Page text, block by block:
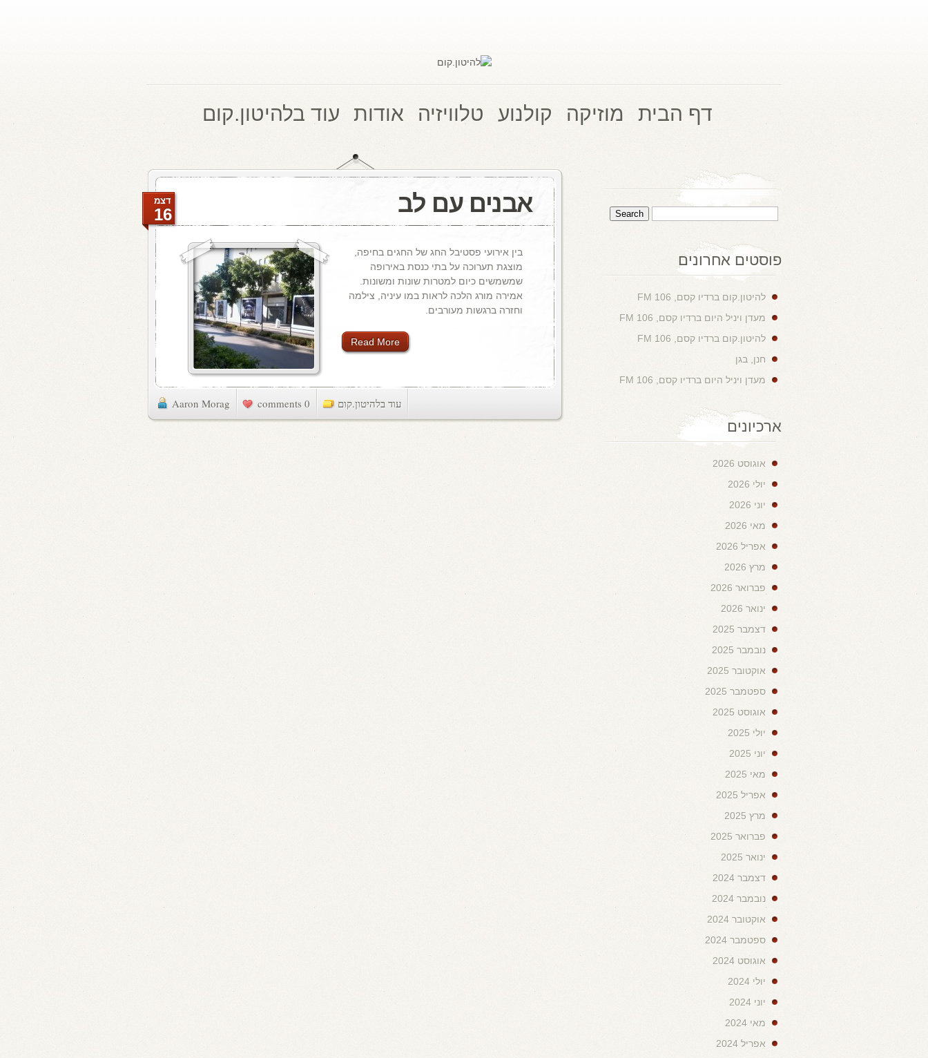
דף הבית מוזיקה קולנוע טלוויזיה אודות עוד בלהיטון.קום
אבנים עם לב דצמ
16
בין אירועי פסטיבל החג של החגים בחיפה,
מוצגת תערוכה על בתי כנסת באירופה
שמשמשים כיום למטרות שונות ומשונות.
אמירה מורג הלכה לראות במו עיניה, צילמה
וחזרה ברגשות מעורבים.
Read More
Aaron Morag 0 comments עוד בלהיטון.קום
פוסטים אחרונים
להיטון.קום ברדיו קסם, 106 FM
מעדן ויניל היום ברדיו קסם, 106 FM
להיטון.קום ברדיו קסם, 106 FM
חנן, בגן
מעדן ויניל היום ברדיו קסם, 106 FM
ארכיונים
אוגוסט 2026
יולי 2026
יוני 2026
מאי 2026
אפריל 2026
מרץ 2026
פברואר 2026
ינואר 2026
דצמבר 2025
נובמבר 2025
אוקטובר 2025
ספטמבר 2025
אוגוסט 2025
יולי 2025
יוני 2025
מאי 2025
אפריל 2025
מרץ 2025
פברואר 2025
ינואר 2025
דצמבר 2024
נובמבר 2024
אוקטובר 2024
ספטמבר 2024
אוגוסט 2024
יולי 2024
יוני 2024
מאי 2024
אפריל 2024